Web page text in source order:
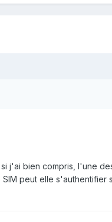
j'ai bien compris, l'une
peut elle s'authentifier